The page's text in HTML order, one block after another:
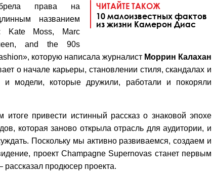
ЧИТАЙТЕ ТАКОЖ
10 малоизвестных фактов
из жизни Камерон Диас
права на
названием
Kate Moss, Marc
and the 90s
которую написала журналист Моррин Калахан
о начале карьеры, становлении стиля, скандалах и
и модели, которые дружили, работали и покоряли
привести истинный рассказ о знаковой эпохе
которая заново открыла отрасль для аудитории, и
Поскольку мы активно развиваемся, создаем и
проект Champagne Supernovas станет первым
продюсер проекта.